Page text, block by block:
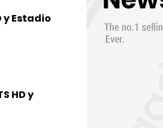
y Estadio
HD y